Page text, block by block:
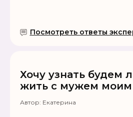
Посмотреть ответы
Хочу узнать будем
жить с мужем моим
Автор: Екатерина